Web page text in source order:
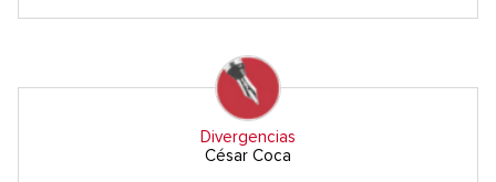
Divergencias
César Coca